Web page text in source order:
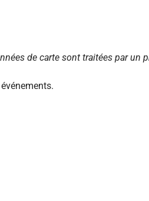
de carte sont traitées par un